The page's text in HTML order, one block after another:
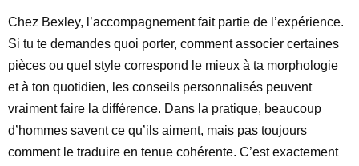
Chez Bexley, l’accompagnement fait partie de l’expérience.
Si tu te demandes quoi porter, comment associer certaines
pièces ou quel style correspond le mieux à ta morphologie
et à ton quotidien, les conseils personnalisés peuvent
vraiment faire la différence. Dans la pratique, beaucoup
d’hommes savent ce qu’ils aiment, mais pas toujours
comment le traduire en tenue cohérente. C’est exactement